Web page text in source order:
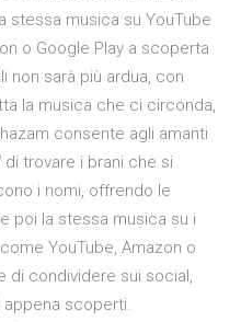
stessa musica su YouTube
o Google Play a scoperta
non sarà più ardua, con
la musica che ci circonda,
consente agli amanti
trovare i brani che si
i nomi, offrendo le
poi la stessa musica su i
YouTube, Amazon o
di condividere sui social,
appena scoperti.